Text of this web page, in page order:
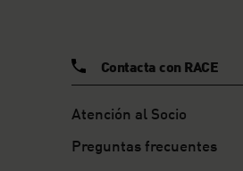
Contacta con RACE
Atención al Socio
Preguntas frecuentes